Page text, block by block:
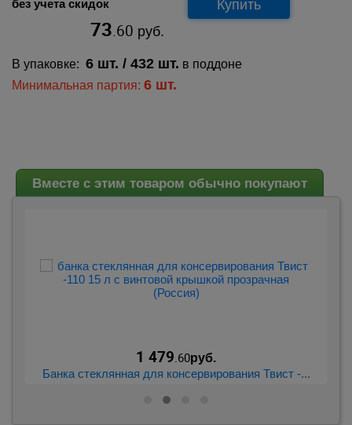
без учета скидок
73.60 руб.
Купить
В упаковке: 6 шт. / 432 шт. в поддоне
Минимальная партия: 6 шт.
Вместе с этим товаром обычно покупают
1 479 .60руб.
Банка стеклянная для консервирования Твист -...